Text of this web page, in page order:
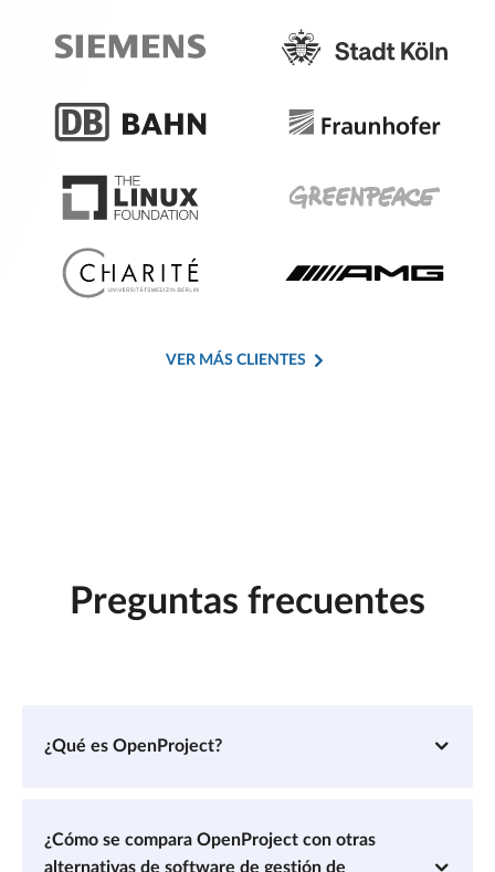
VER MÁS CLIENTES
Preguntas frecuentes
¿Qué es OpenProject?
¿Cómo se compara OpenProject con otras
alternativas de software de gestión de